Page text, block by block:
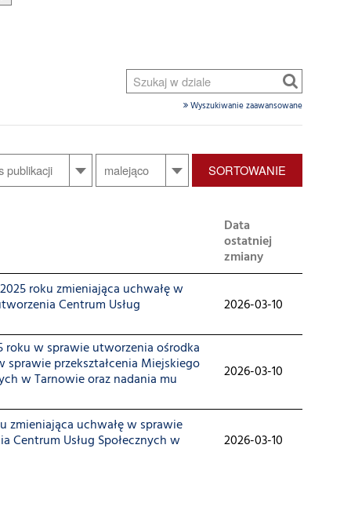
Wyszukiwanie zaawansowane
SORTOWANIE
Data
ostatniej
zmiany
roku zmieniająca uchwałę w
Centrum Usług 2026-03-10
roku w sprawie utworzenia ośrodka
sprawie przekształcenia Miejskiego
w Tarnowie oraz nadania mu 2026-03-10
zmieniająca uchwałę w sprawie
Centrum Usług Społecznych w 2026-03-10